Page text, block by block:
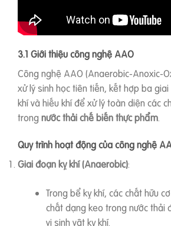
3.1 Giới thiệu công nghệ AAO
Công nghệ AAO (Anaerobic-Anoxic-
xử lý sinh học tiên tiến, kết hợp ba giai
khí và hiếu khí để xử lý toàn diện các
trong nước thải chế biến thực phẩm.
Quy trình hoạt động của công nghệ
Giai đoạn kỵ khí (Anaerobic):
Trong bể kỵ khí, các chất hữu
chất dạng keo trong nước thải
vi sinh vật kỵ khí.